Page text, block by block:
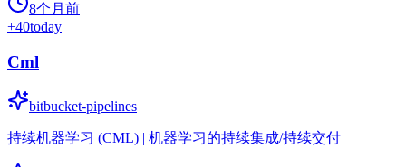
8个月前
+40today
Cml
bitbucket-pipelines
持续机器学习 (CML) | 机器学习的持续集成/持续交付